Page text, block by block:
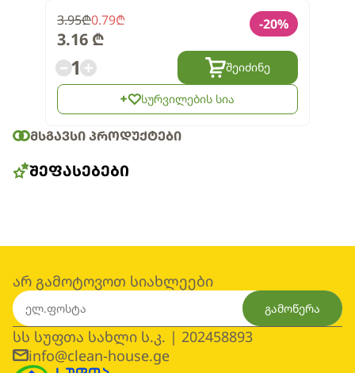
3.95₾0.79₾
3.16 ₾
-20%
1 შეიძინე
სურვილების სია
ᲛᲡᲒᲐᲕᲡᲘ ᲞᲠᲝᲓᲣᲥᲢᲔᲑᲘ
ᲨᲔᲤᲐᲡᲔᲑᲔᲑᲘ
არ გამოტოვოთ სიახლეები
გამოწერა
სს სუფთა სახლი ს.კ. | 202458893
info@clean-house.ge